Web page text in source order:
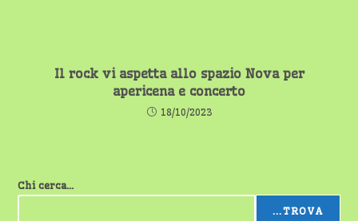
Il rock vi aspetta allo spazio Nova per
apericena e concerto
18/10/2023
Chi cerca...
...TROVA